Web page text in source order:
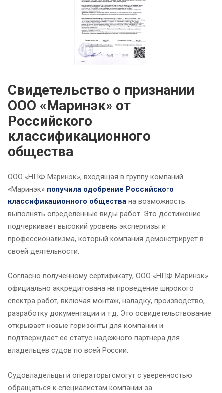
Свидетельство о признании
ООО «Маринэк» от
Российского
классификационного
общества
ООО «НПФ Маринэк», входящая в группу компаний
«Маринэк» получила одобрение Российского
классификационного общества на возможность
выполнять определённые виды работ. Это достижение
подчеркивает высокий уровень экспертизы и
профессионализма, который компания демонстрирует в
своей деятельности.
Согласно полученному сертификату, ООО «НПФ Маринэк»
официально аккредитована на проведение широкого
спектра работ, включая монтаж, наладку, производство,
разработку документации и т.д. Это освидетельствование
открывает новые горизонты для компании и
подтверждает её статус надежного партнера для
владельцев судов по всей России.
Судовладельцы и операторы смогут с уверенностью
обращаться к специалистам компании за